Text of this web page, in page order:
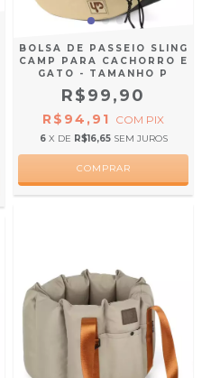
BOLSA DE PASSEIO SLING
CAMP PARA CACHORRO E
GATO - TAMANHO P
R$99,90
R$94,91 COM PIX
6 X DE R$16,65 SEM JUROS